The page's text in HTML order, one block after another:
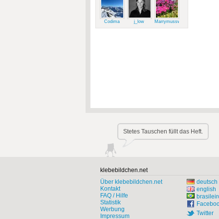
Codima j_low Marrymussweg
Stetes Tauschen füllt das Heft.
klebebildchen.net
Über klebebildchen.net
Kontakt
FAQ / Hilfe
Statistik
Werbung
Impressum
deutsch
english
Twitter